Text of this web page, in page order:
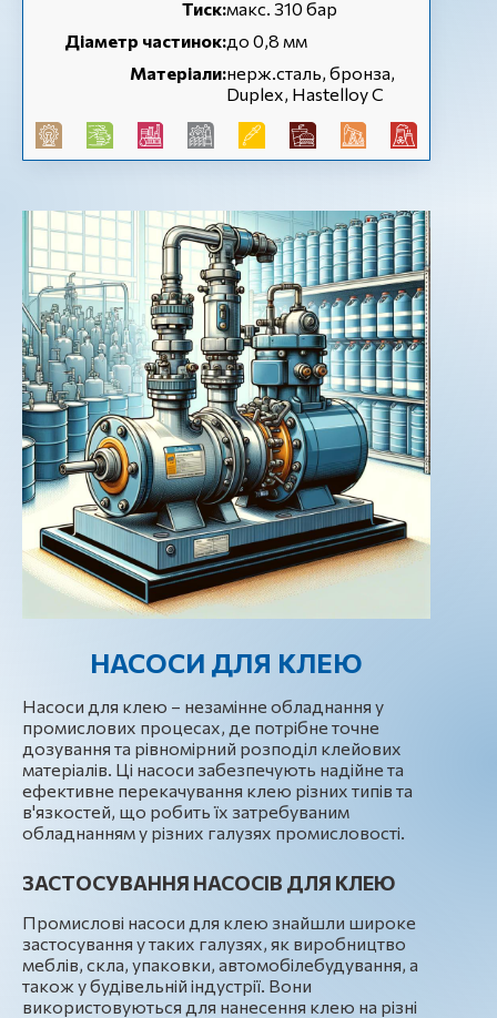
Тиск:макс. 310 бар
Діаметр частинок:до 0,8 мм
Матеріали:нерж.сталь, бронза,
Duplex, Hastelloy C
НАСОСИ ДЛЯ КЛЕЮ
Насоси для клею – незамінне обладнання у
промислових процесах, де потрібне точне
дозування та рівномірний розподіл клейових
матеріалів. Ці насоси забезпечують надійне та
ефективне перекачування клею різних типів та
в'язкостей, що робить їх затребуваним
обладнанням у різних галузях промисловості.
ЗАСТОСУВАННЯ НАСОСІВ ДЛЯ КЛЕЮ
Промислові насоси для клею знайшли широке
застосування у таких галузях, як виробництво
меблів, скла, упаковки, автомобілебудування, а
також у будівельній індустрії. Вони
використовуються для нанесення клею на різні